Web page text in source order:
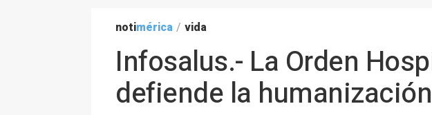
notimérica / vida
Infosalus.- La Orden
defiende la